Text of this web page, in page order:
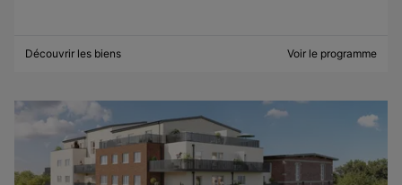
Découvrir les biens Voir le programme